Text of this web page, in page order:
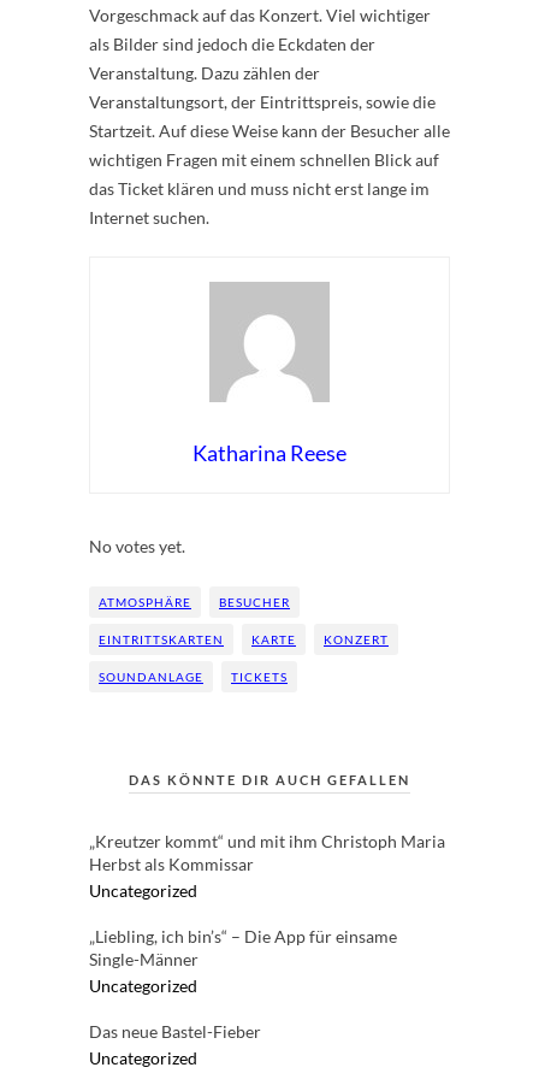
Vorgeschmack auf das Konzert. Viel wichtiger
als Bilder sind jedoch die Eckdaten der
Veranstaltung. Dazu zählen der
Veranstaltungsort, der Eintrittspreis, sowie die
Startzeit. Auf diese Weise kann der Besucher alle
wichtigen Fragen mit einem schnellen Blick auf
das Ticket klären und muss nicht erst lange im
Internet suchen.
Katharina Reese
No votes yet.
ATMOSPHÄRE BESUCHER
EINTRITTSKARTEN KARTE KONZERT
SOUNDANLAGE TICKETS
DAS KÖNNTE DIR AUCH GEFALLEN
„Kreutzer kommt“ und mit ihm Christoph Maria
Herbst als Kommissar
Uncategorized
„Liebling, ich bin’s“ – Die App für einsame
Single-Männer
Uncategorized
Das neue Bastel-Fieber
Uncategorized